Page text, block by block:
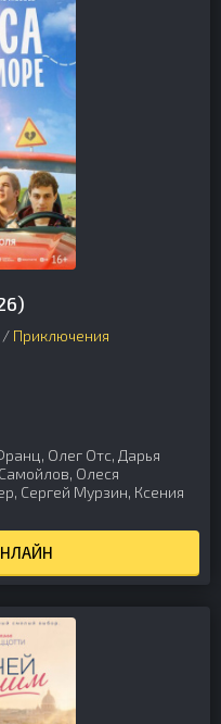
/ Приключения
Олег Отс, Дарья
Олеся
Сергей Мурзин, Ксения